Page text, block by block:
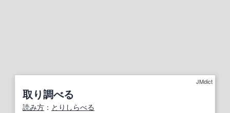
JMdict
取り調べる
読み方 ： とりしらべる